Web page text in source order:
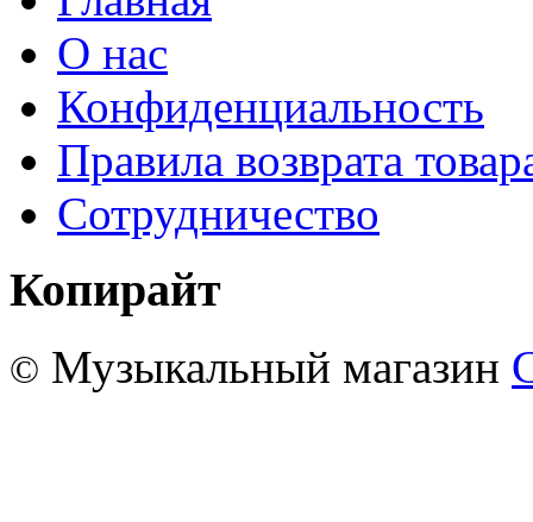
О нас
Конфиденциальность
Правила возврата
Сотрудничество
Копирайт
© Музыкальный магазин